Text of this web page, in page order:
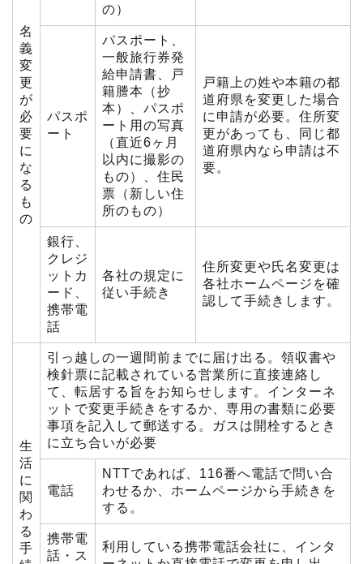
名
義
変
更
が
必
要
に
な
る
も
の
の）
パスポ
ート
パスポート、
一般旅行券発
給申請書、戸
籍謄本（抄
本）、パスポ
ート用の写真
（直近6ヶ月
以内に撮影の
もの）、住民
票（新しい住
所のもの）
戸籍上の姓や本籍の都
道府県を変更した場合
に申請が必要。住所変
更があっても、同じ都
道府県内なら申請は不
要。
銀行、
クレジ
ットカ
ード、
携帯電
話
各社の規定に
従い手続き
住所変更や氏名変更は
各社ホームページを確
認して手続きします。
生
活
に
関
わ
る
手
引っ越しの一週間前までに届け出る。領収書や
検針票に記載されている営業所に直接連絡し
て、転居する旨をお知らせします。インターネ
ットで変更手続きをするか、専用の書類に必要
事項を記入して郵送する。ガスは開栓するとき
に立ち合いが必要
電話
NTTであれば、116番へ電話で問い合
わせるか、ホームページから手続きを
する。
携帯電
話・ス
利用している携帯電話会社に、インタ